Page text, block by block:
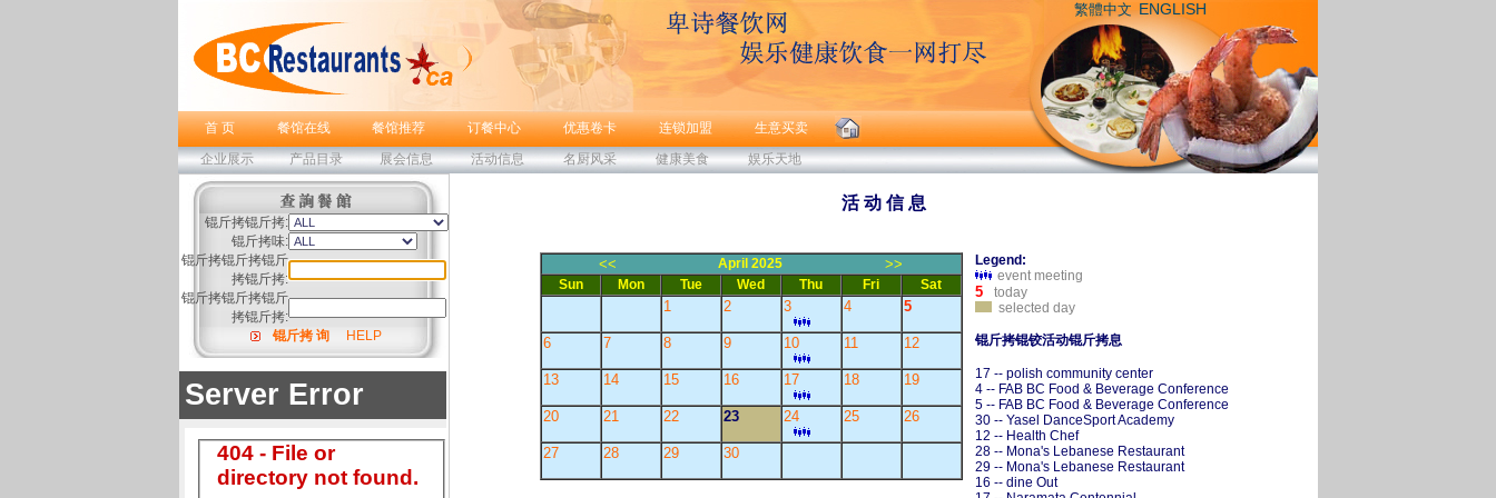
繁體中文 ENGLISH
首 页 餐馆在线 餐馆推荐 订餐中心 优惠卷卡 连锁加盟
生意买卖
企业展示
产品目录 展会信息 活动信息 名厨风采 健康美食 娱乐天地
锟斤拷锟斤拷:
锟斤拷味:
锟斤拷锟斤拷锟斤
拷锟斤拷:
锟斤拷锟斤拷锟斤
拷锟斤拷:
锟斤拷 询
HELP
活 动 信 息
<< April 2025 >>
Sun Mon Tue Wed Thu Fri Sat
1 2 3 4 5
6 7 8 9 10 11 12
13 14 15 16 17 18 19
20 21 22 23 24 25 26
27 28 29 30
Legend:
event meeting
5
today
selected day
锟斤拷锟铰活动锟斤拷息
17 -- polish community center
4 -- FAB BC Food & Beverage Conference
5 -- FAB BC Food & Beverage Conference
30 -- Yasel DanceSport Academy
12 -- Health Chef
28 -- Mona's Lebanese Restaurant
29 -- Mona's Lebanese Restaurant
16 -- dine Out